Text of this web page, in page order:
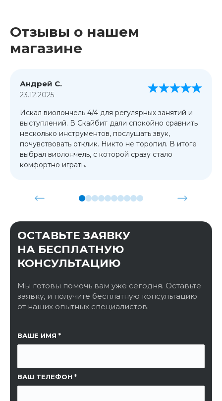
Отзывы о нашем
магазине
Андрей С.
23.12.2025
Искал виолончель 4/4 для регулярных занятий и
выступлений. В Скайбит дали спокойно сравнить
несколько инструментов, послушать звук,
почувствовать отклик. Никто не торопил. В итоге
выбрал виолончель, с которой сразу стало
комфортно играть.
ОСТАВЬТЕ ЗАЯВКУ
НА БЕСПЛАТНУЮ
КОНСУЛЬТАЦИЮ
Мы готовы помочь вам уже сегодня. Оставьте
заявку, и получите бесплатную консультацию
от наших опытных специалистов.
ВАШЕ ИМЯ
ВАШ ТЕЛЕФОН
ССЫЛКА НА СТРАНИЦУ